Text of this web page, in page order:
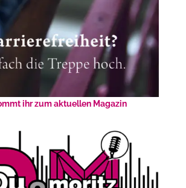
ihr zum aktuellen Magazin